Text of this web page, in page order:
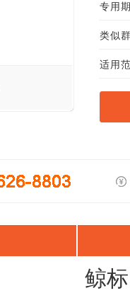
专用
类似
适用
鲸